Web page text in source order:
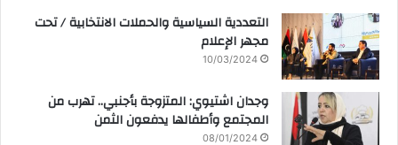
التعددية السياسية والحملات الانتخابية / تحت
مجهر الإعلام
10/03/2024
وجدان اشتيوي: المتزوجة بأجنبي.. تهرب من
المجتمع وأطفالها يدفعون الثمن
08/01/2024